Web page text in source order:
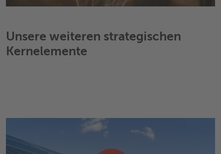
Unsere weiteren strategischen
Kernelemente